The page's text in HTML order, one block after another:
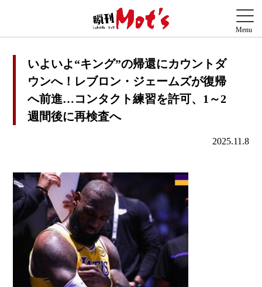
いよいよ“キング”の帰還にカウントダ
ウンへ！レブロン・ジェームズが復帰
へ前進…コンタクト練習を許可、1～2
週間後に再検査へ
2025.11.8